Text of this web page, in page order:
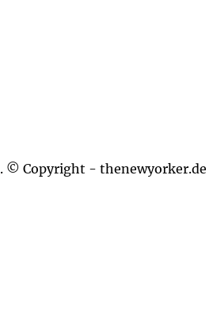
. © Copyright - thenewyorker.de